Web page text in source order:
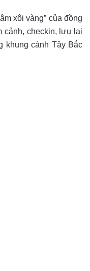
xôi vàng” của đồng
cảnh, checkin, lưu lại
khung cảnh Tây Bắc